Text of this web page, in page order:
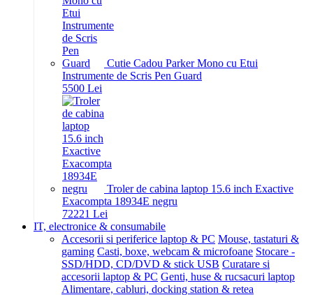
Cutie Cadou Parker Mono cu Etui
Instrumente de Scris Pen Guard
5500 Lei
Troler de cabina laptop 15.6 inch Exactive
Exacompta 18934E negru
72221 Lei
IT, electronice & consumabile
Accesorii si periferice laptop & PC Mouse, tastaturi &
gaming Casti, boxe, webcam & microfoane Stocare -
SSD/HDD, CD/DVD & stick USB Curatare si
accesorii laptop & PC Genti, huse & rucsacuri laptop
Alimentare, cabluri, docking station & retea